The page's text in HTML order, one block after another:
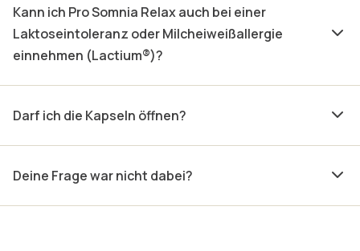
Kann ich Pro Somnia Relax auch bei einer
Laktoseintoleranz oder Milcheiweißallergie
einnehmen (Lactium®)?
Darf ich die Kapseln öffnen?
Deine Frage war nicht dabei?